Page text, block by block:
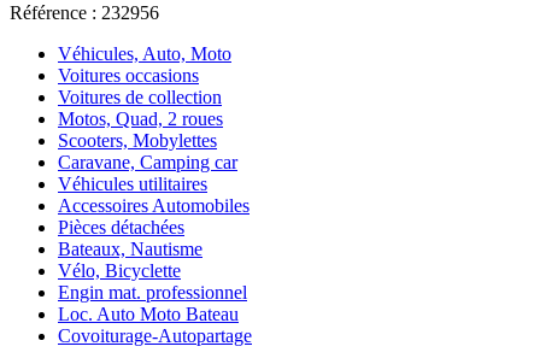
Référence : 232956
Véhicules, Auto, Moto
Voitures occasions
Voitures de collection
Motos, Quad, 2 roues
Scooters, Mobylettes
Caravane, Camping car
Véhicules utilitaires
Accessoires Automobiles
Pièces détachées
Bateaux, Nautisme
Vélo, Bicyclette
Engin mat. professionnel
Loc. Auto Moto Bateau
Covoiturage-Autopartage